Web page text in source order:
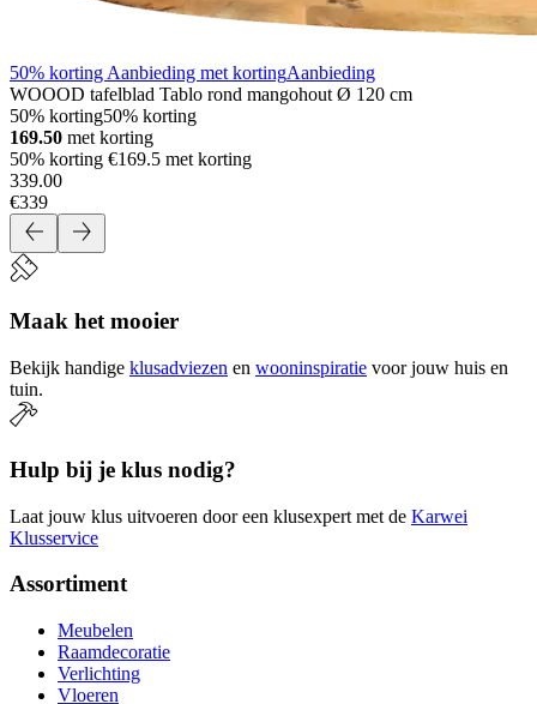
50% korting Aanbieding met kortingAanbieding
WOOOD tafelblad Tablo rond mangohout Ø 120 cm
50% korting50% korting
169.50 met korting
50% korting €169.5 met korting
339.00
€339
Maak het mooier
Bekijk handige klusadviezen en wooninspiratie voor jouw huis en
tuin.
Hulp bij je klus nodig?
Laat jouw klus uitvoeren door een klusexpert met de Karwei
Klusservice
Assortiment
Meubelen
Raamdecoratie
Verlichting
Vloeren